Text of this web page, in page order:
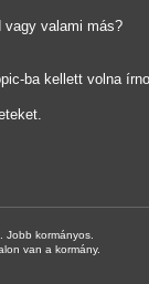
vagy valami más?
ba kellett volna
Jobb kormányos.
van a kormány.